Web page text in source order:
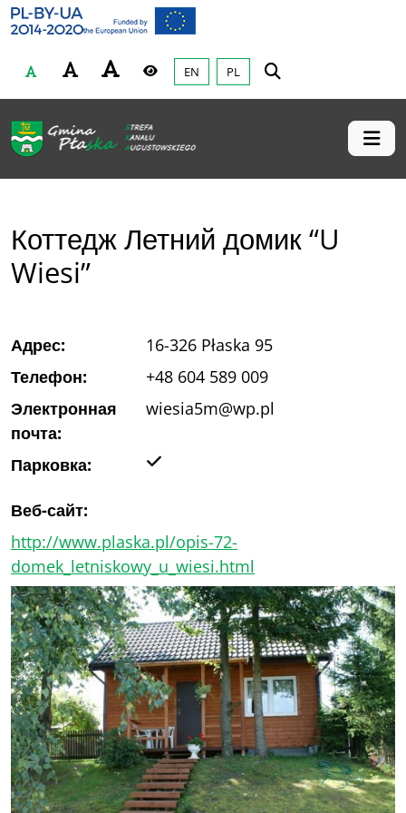
Gmina Płaska
Przejdź do głównej treśći
Czcionka Wysoki kontrast
EN PL
Коттедж Летний домик “U
Wiesi”
Адрес:
16-326 Płaska 95
Телефон:
+48 604 589 009
Электронная
почта:
wiesia5m@wp.pl
Парковка:
Веб-сайт:
http://www.plaska.pl/opis-72-
domek_letniskowy_u_wiesi.html